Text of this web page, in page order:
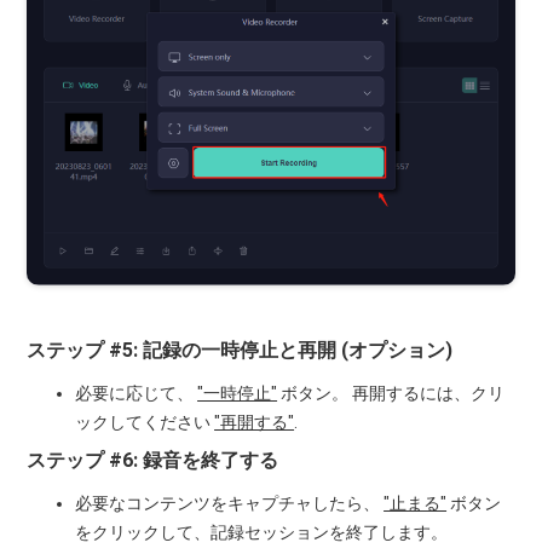
ステップ #5: 記録の一時停止と再開 (オプション)
必要に応じて、"一時停止" ボタン。 再開するには、クリ
ックしてください"再開する"
ステップ #6: 録音を終了する
必要なコンテンツをキャプチャしたら、"止まる" ボタン
をクリックして、記録セッションを終了します。